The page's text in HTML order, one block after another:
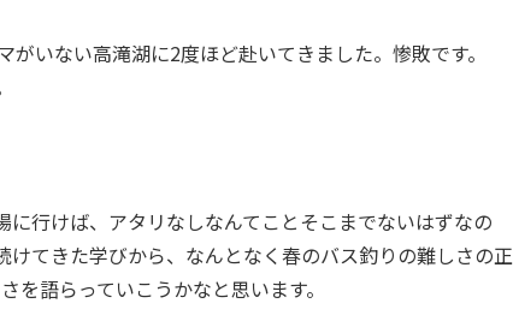
いない高滝湖に2度ほど赴いてきました。惨敗です。
行けば、アタリなしなんてことそこまでないはずなの
てきた学びから、なんとなく春のバス釣りの難しさの正
を語らっていこうかなと思います。